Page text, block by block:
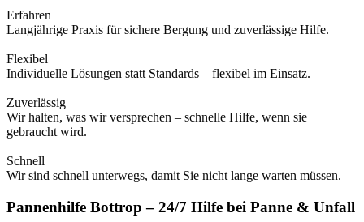
Erfahren
Langjährige Praxis für sichere Bergung und zuverlässige Hilfe.
Flexibel
Individuelle Lösungen statt Standards – flexibel im Einsatz.
Zuverlässig
Wir halten, was wir versprechen – schnelle Hilfe, wenn sie
gebraucht wird.
Schnell
Wir sind schnell unterwegs, damit Sie nicht lange warten müssen.
Pannenhilfe Bottrop – 24/7 Hilfe bei Panne & Unfall